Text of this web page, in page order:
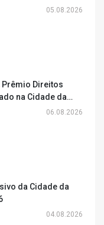
05.08.2026
Direitos
na Cidade da
06.08.2026
da Cidade da
04.08.2026